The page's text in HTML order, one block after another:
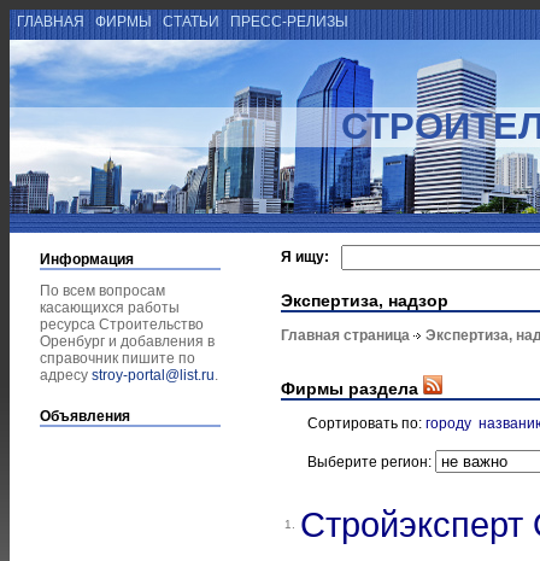
ГЛАВНАЯ ФИРМЫ СТАТЬИ ПРЕСС-РЕЛИЗЫ
Информация
По всем вопросам
касающихся работы
ресурса Строительство
Оренбург и добавления в
справочник пишите по
адресу stroy-portal@list.ru.
Объявления
Я ищу:
Экспертиза, надзор
Главная страница Экспертиза,
Фирмы раздела
Сортировать по: городу
Выберите регион:
1. Стройэксперт